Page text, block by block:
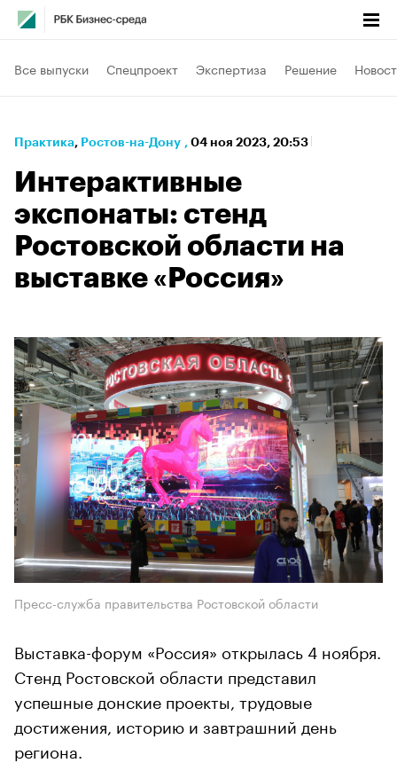
Все выпуски Спецпроект Экспертиза Решение
Практика⁠, Ростов-на-Дону , 04 ноя 2023, 20:53
Интерактивные
экспонаты: стенд
Ростовской области на
выставке «Россия»
Пресс-служба правительства Ростовской области
Выставка-форум «Россия» открылась 4 ноября.
Стенд Ростовской области представил
успешные донские проекты, трудовые
достижения, историю и завтрашний день
региона.